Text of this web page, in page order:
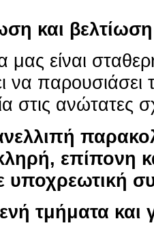
και βελ­τί­ω­ση
μας είναι
να
στις ανώ­τα­τες
επί­πο­νη
υπο­χρε­ω­τι­κή
τμή­μα­τα και